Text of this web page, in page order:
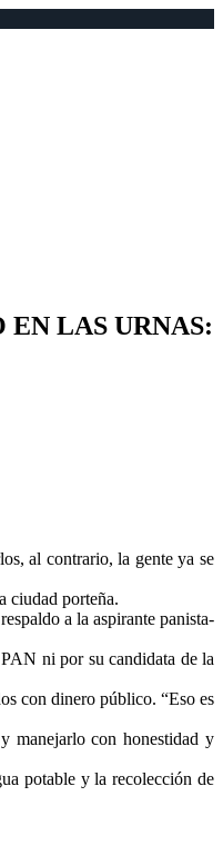
LAS URNAS:
al contrario, la gente ya se
ciudad porteña.
a la aspirante panista-
ni por su candidata de la
con dinero público. “Eso es
manejarlo con honestidad y
potable y la recolección de